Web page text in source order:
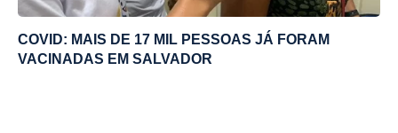
COVID: MAIS DE 17 MIL PESSOAS JÁ FORAM
VACINADAS EM SALVADOR